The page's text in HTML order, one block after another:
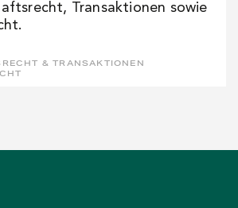
Transaktionen sowie
& TRANSAKTIONEN